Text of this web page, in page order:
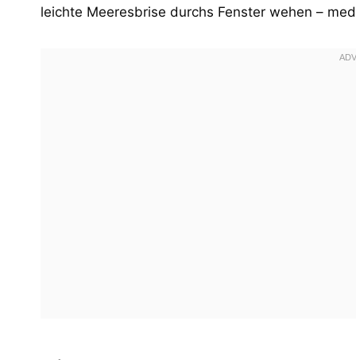
leichte Meeresbrise durchs Fenster wehen –